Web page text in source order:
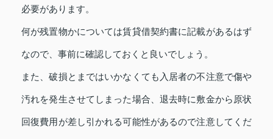
必要があります。
何が残置物かについては賃貸借契約書に記載があるはず
なので、事前に確認しておくと良いでしょう。
また、破損とまではいかなくても入居者の不注意で傷や
汚れを発生させてしまった場合、退去時に敷金から原状
回復費用が差し引かれる可能性があるので注意してくだ